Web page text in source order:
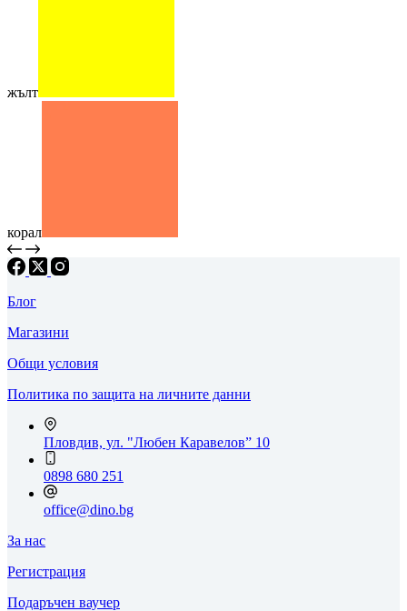
жълт
корал
Блог
Магазини
Общи условия
Политика по защита на личните данни
Пловдив, ул. "Любен Каравелов” 10
0898 680 251
office@dino.bg
За нас
Регистрация
Подаръчен ваучер